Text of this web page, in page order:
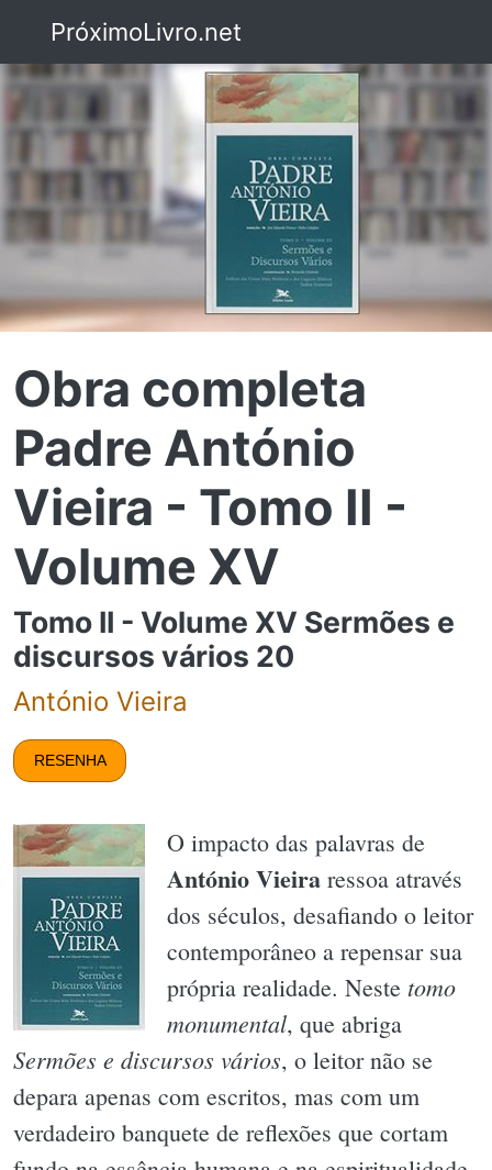
PróximoLivro.net
Obra completa
Padre António
Vieira - Tomo II -
Volume XV
Tomo II - Volume XV Sermões e
discursos vários 20
António Vieira
RESENHA
O impacto das palavras de
António Vieira ressoa através
dos séculos, desafiando o leitor
contemporâneo a repensar sua
própria realidade. Neste tomo
monumental, que abriga
Sermões e discursos vários, o leitor não se
depara apenas com escritos, mas com um
verdadeiro banquete de reflexões que cortam